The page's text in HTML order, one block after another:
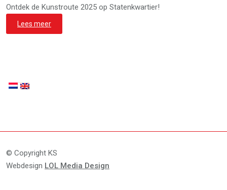
Ontdek de Kunstroute 2025 op Statenkwartier!
Lees meer
© Copyright KS
Webdesign LOL Media Design